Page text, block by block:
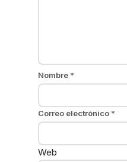
Nombre *
Correo electrónico *
Web